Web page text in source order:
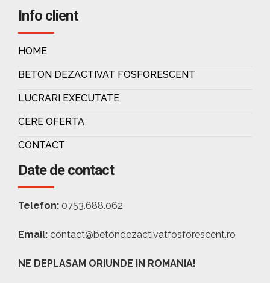
Info client
HOME
BETON DEZACTIVAT FOSFORESCENT
LUCRARI EXECUTATE
CERE OFERTA
CONTACT
Date de contact
Telefon: 0753.688.062
Email: contact@betondezactivatfosforescent.ro
NE DEPLASAM ORIUNDE IN ROMANIA!